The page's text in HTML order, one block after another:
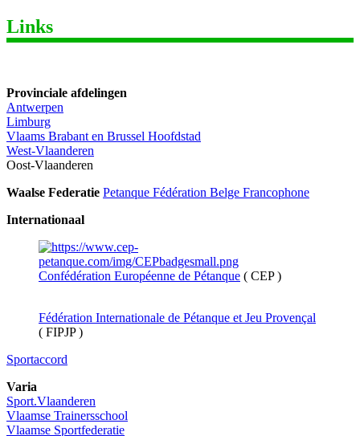
Links
Provinciale afdelingen
Antwerpen
Limburg
Vlaams Brabant en Brussel Hoofdstad
West-Vlaanderen
Oost-Vlaanderen
Waalse Federatie Petanque Fédération Belge Francophone
Internationaal
Confédération Européenne de Pétanque ( CEP )
Fédération Internationale de Pétanque et Jeu Provençal
( FIPJP )
Sportaccord
Varia
Sport.Vlaanderen
Vlaamse Trainersschool
Vlaamse Sportfederatie